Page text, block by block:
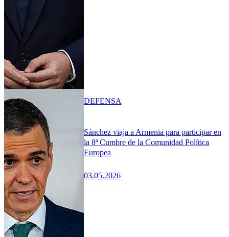
Sánchez viaja a Armenia para participar en
la 8ª Cumbre de la Comunidad Política
Europea
03.05.2026
DEFENSA